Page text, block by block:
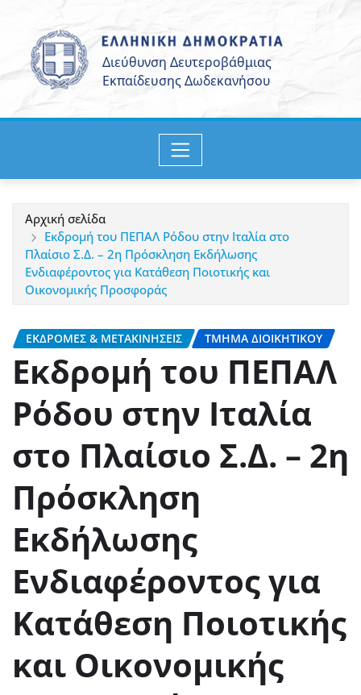
περιεχόμενο
Αρχική σελίδα
Εκδρομή του ΠΕΠΑΛ Ρόδου στην Ιταλία στο
Πλαίσιο Σ.Δ. – 2η Πρόσκληση Εκδήλωσης
Ενδιαφέροντος για Κατάθεση Ποιοτικής και
Οικονομικής Προσφοράς
ΕΚΔΡΟΜΈΣ & ΜΕΤΑΚΙΝΉΣΕΙΣ ΤΜΉΜΑ ΔΙΟΙΚΗΤΙΚΟΎ
Εκδρομή του ΠΕΠΑΛ
Ρόδου στην Ιταλία
στο Πλαίσιο Σ.Δ. – 2η
Πρόσκληση
Εκδήλωσης
Ενδιαφέροντος για
Κατάθεση Ποιοτικής
και Οικονομικής